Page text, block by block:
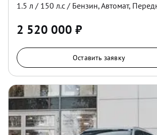
1.5 л / 150 л.с / Бензин,Автомат,
2 520 000 ₽
Оставить заявку